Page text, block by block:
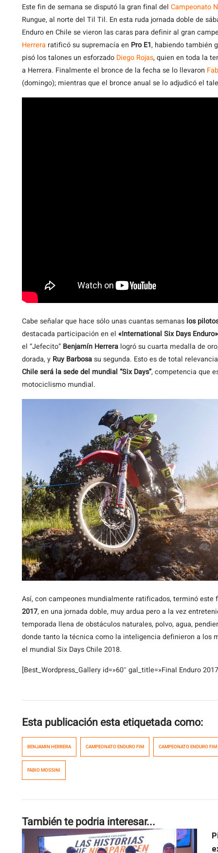
Este fin de semana se disputó la gran final del Campeonato
Rungue, al norte del Til Til. En esta ruda jornada doble de
Enduro en Chile se vieron las caras para definir al gran
Herrera ratificó su supremacía en Pro E1, habiendo también
pisó los talones un esforzado Diego Rojas, quien en toda la
a Herrera. Finalmente el bronce de la fecha se lo llevaron
(domingo); mientras que el bronce anual se lo adjudicó el
Cabe señalar que hace sólo unas cuantas semanas los
destacada participación en el «International Six Days Enduro»
el “Jefecito” Benjamín Herrera logró su cuarta medalla de
dorada, y Ruy Barbosasu segunda. Esto es de total
Chile será la sede del mundial “Six Days”, competencia que
motociclismo mundial.
Así, con campeones mundialmente ratificados, terminó este
2017, en una jornada doble, muy ardua pero a la vez
temporada llena de obstáculos naturales, polvo, agua,
donde tanto la técnica como la inteligencia definieron a los
el mundial Six Days Chile 2018.
[Best_Wordpress_Gallery id=»60″ gal_title=»Final Enduro
Esta publicación esta etiquetada como:
BENJAMIN HERRERA CAMPEONATO ENDURO FIM CAMPEONATO ENDURO
FABIO MOSSINI
También te podria interesar...